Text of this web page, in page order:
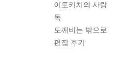
이토키치의 사랑
독
도깨비는 밖으로
편집 후기